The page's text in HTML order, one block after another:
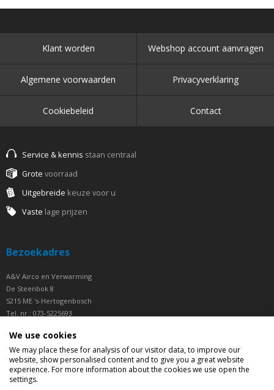
Klant worden Webshop account aanvragen
Algemene voorwaarden Privacyverklaring
Cookiebeleid Contact
Service & kennis staan centraal
Grote voorraad
Uitgebreide keuze voor u
Vaste lage prijzen
Bezoekadres
A&V Airco en Verwarming
De Steenbok 8
5215 ME 's-Hertogenbosch
Tel. nr.: 073-5225693
Openingstijden
Ma t/m Vrij van 07.30 tot 16.30 uur
We use cookies
We may place these for analysis of our visitor data, to improve our
website, show personalised content and to give you a great website
experience. For more information about the cookies we use open the
settings.